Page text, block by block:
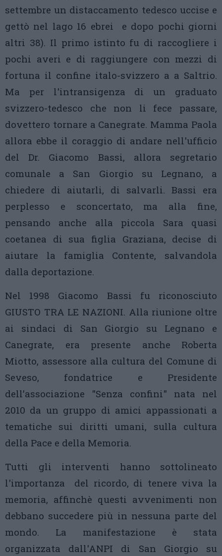
settembre un distaccamento tedesco uccise e
gettò nel lago 16 ebrei e dopo pochi giorni
altri 38). Il primo istinto fu di raccogliere i
pochi averi e di raggiungere con mezzi di
fortuna il confine italo-svizzero a a Saltrio.
Ma per l'intransigenza di un graduato
svizzero-tedesco che non li fece passare,
dovettero tornare a Canegrate. Mamma Paola
allora ebbe il coraggio di andare nell'ufficio
del Dr. Giacomo Bassi, allora segretario
comunale a San Giorgio su Legnano, a
chiedere di aiutarli, di salvarli. Bassi era
perplesso e sconcertato, ma alla fine,
pensando anche alla piccola Sara quasi
coetanea di sua figlia Graziana, decise di
aiutare la famiglia Contente, salvandola
dalla deportazione.
Nel 1998 Giacomo Bassi fu riconosciuto
GIUSTO TRA LE NAZIONI. Alla riunione oltre
ai sindaci di San Giorgio su Legnano e
Canegrate, era presente anche Roberta
Miotto, assessore alla cultura del Comune di
Seveso, fondatrice e Presidente
dell’associazione "Senza confini" nata nel
2010 da un gruppo di amici appassionati a
tematiche sui diritti umani, sulla cultura
della Pace e della Memoria.
Tutti gli interventi hanno sottolineato
l'importanza del ricordo, di tenere viva la
memoria, affinchè questi avvenimenti non
debbano succedere più in nessuna parte del
mondo. La manifestazione è stata
organizzata dall'ANPI di San Giorgio su